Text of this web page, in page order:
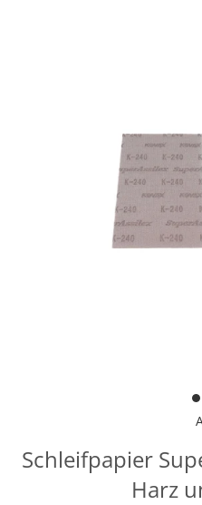
Schleifpapier
Harz